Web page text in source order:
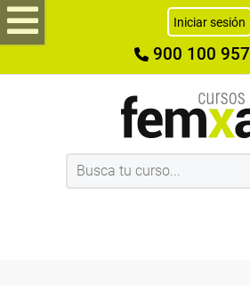
Iniciar sesión
900 100 957